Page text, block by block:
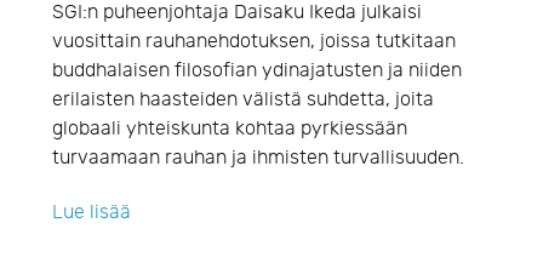
SGI:n puheenjohtaja Daisaku Ikeda julkaisi
vuosittain rauhanehdotuksen, joissa tutkitaan
buddhalaisen filosofian ydinajatusten ja niiden
erilaisten haasteiden välistä suhdetta, joita
globaali yhteiskunta kohtaa pyrkiessään
turvaamaan rauhan ja ihmisten turvallisuuden.
Lue lisää